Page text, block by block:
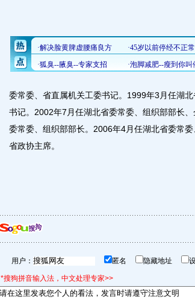
委常委、省直属机关工委书记。1999年3月任湖
书记。2002年7月任湖北省委常委、组织部部长
委常委、组织部部长。2006年4月任湖北省委常
省政协主席。
用户： 匿名 隐藏地址
*搜狗拼音输入法，中文处理专家>>